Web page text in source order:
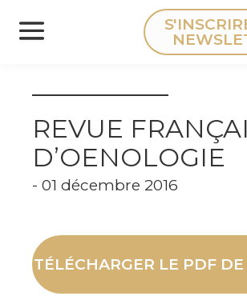
Panneau de gestion des cookies
REVUE
D’OENOLOGIE
- 01 décembre 2016
TÉLÉCHARGER LE PDF